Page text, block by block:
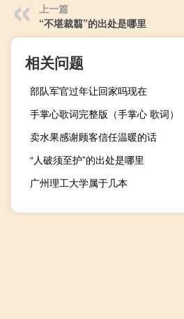
上一篇
“不堪裁翦”的出处是哪里
相关问题
部队军官过年让回家吗现在
手掌心歌词完整版（手掌心 歌词）
卖水果感谢顾客信任温暖的话
“人破须至护”的出处是哪里
广州理工大学属于几本